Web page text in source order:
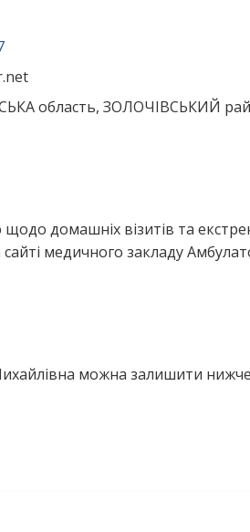
область, ЗОЛОЧІВСЬКИЙ
домашніх візитів та
медичного закладу
можна залишити